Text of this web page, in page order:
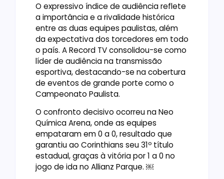
O expressivo índice de audiência reflete
a importância e a rivalidade histórica
entre as duas equipes paulistas, além
da expectativa dos torcedores em todo
o país. A Record TV consolidou-se como
líder de audiência na transmissão
esportiva, destacando-se na cobertura
de eventos de grande porte como o
Campeonato Paulista.
O confronto decisivo ocorreu na Neo
Química Arena, onde as equipes
empataram em 0 a 0, resultado que
garantiu ao Corinthians seu 31º título
estadual, graças à vitória por 1 a 0 no
jogo de ida no Allianz Parque. ￼